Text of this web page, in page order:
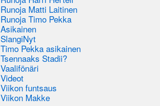
Runoja Matti Laitinen
Runoja Timo Pekka
Asikainen
SlangiNyt
Timo Pekka asikainen
Tsennaaks Stadii?
Vaalifönäri
Videot
Viikon funtsaus
Viikon Makke